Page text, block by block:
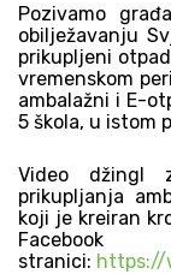
Pozivamo
obilježavanju
prikupljeni
vremenskom
ambalažni i E-
5 škola, u istom
Video džingl
prikupljanja
koji je kreiran
Facebook
stranici: https://